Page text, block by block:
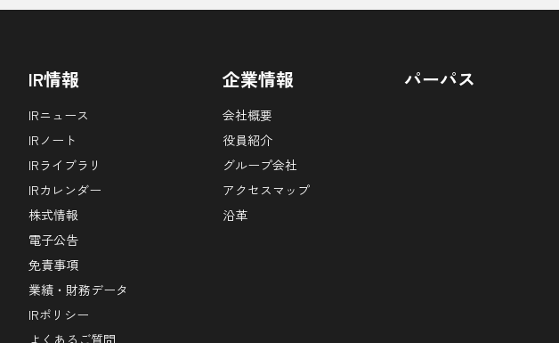
IR情報
IRニュース
IRノート
IRライブラリ
IRカレンダー
株式情報
電子公告
免責事項
業績・財務データ
IRポリシー
よくあるご質問
企業情報
会社概要
役員紹介
グループ会社
アクセスマップ
沿革
パーパス